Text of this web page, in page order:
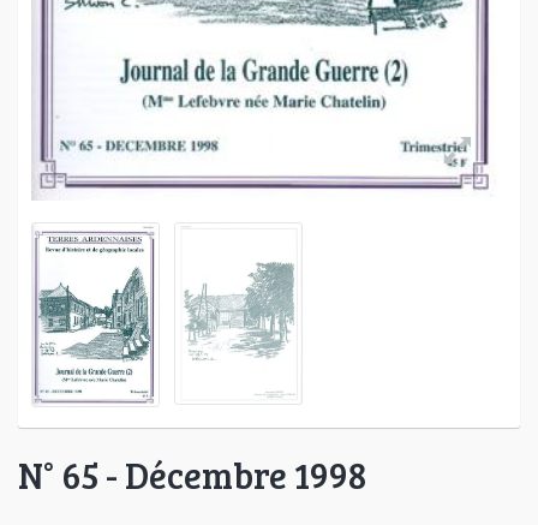
N° 65 - Décembre 1998